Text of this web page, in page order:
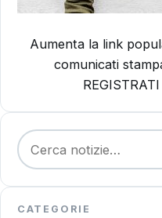
Aumenta la link
comunicati
Cerca:
CATEGORIE